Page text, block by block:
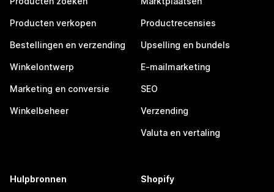
Producten verkopen
Bestellingen en verzending
Winkelontwerp
Marketing en conversie
Winkelbeheer
Productrecensies
Upselling en bundels
E-mailmarketing
SEO
Verzending
Valuta en vertaling
Hulpbronnen Shopify